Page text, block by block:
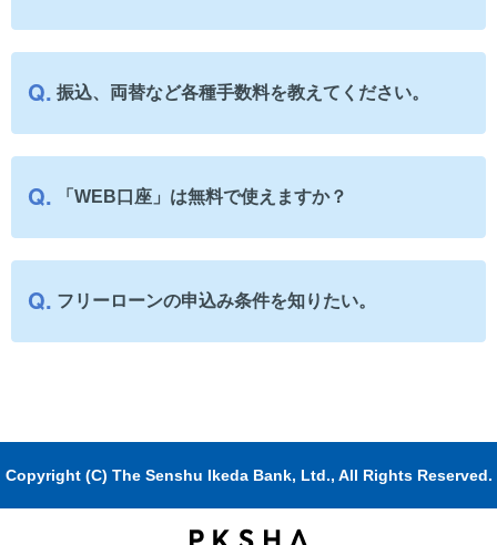
振込、両替など各種手数料を教えてください。
「WEB口座」は無料で使えますか？
フリーローンの申込み条件を知りたい。
Copyright (C) The Senshu Ikeda Bank, Ltd., All Rights Reserved.